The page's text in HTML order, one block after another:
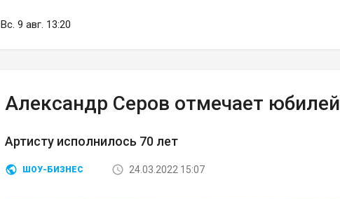
Вс. 9 авг. 13:20
Александр Серов отмечает юбилей
Артисту исполнилось 70 лет
ШОУ-БИЗНЕС 24.03.2022 15:07